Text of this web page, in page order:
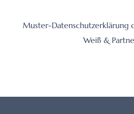
Muster-Datenschutzerklärung
Weiß &